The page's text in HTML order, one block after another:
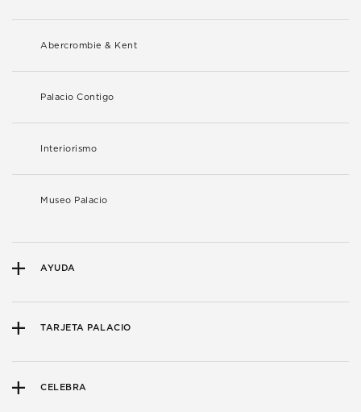
Abercrombie & Kent
Palacio Contigo
Interiorismo
Museo Palacio
AYUDA
TARJETA PALACIO
CELEBRA